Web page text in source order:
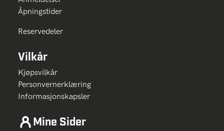
Åpningstider
Reservedeler
Vilkår
Kjøpsvilkår
Personvernerklæring
Informasjonskapsler
Mine Sider